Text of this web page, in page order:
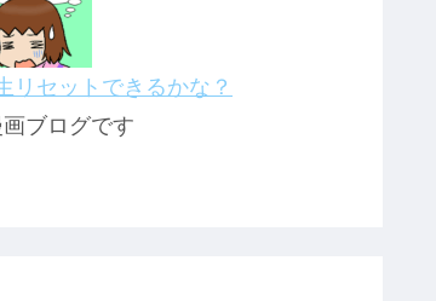
リセットできるかな？
画ブログです